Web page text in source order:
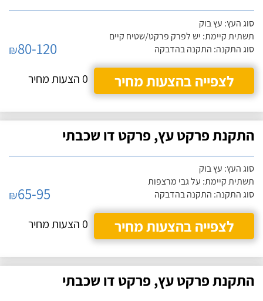
סוג העץ: עץ בוק
תשתית קיימת: יש לפרק פרקט/שטיח קיים
סוג התקנה: התקנה בהדבקה
₪80-120
לצפייה בהצעות מחיר
0 הצעות מחיר
התקנת פרקט עץ, פרקט דו שכבתי
סוג העץ: עץ בוק
תשתית קיימת: על גבי מרצפות
סוג התקנה: התקנה בהדבקה
₪65-95
לצפייה בהצעות מחיר
0 הצעות מחיר
התקנת פרקט עץ, פרקט דו שכבתי